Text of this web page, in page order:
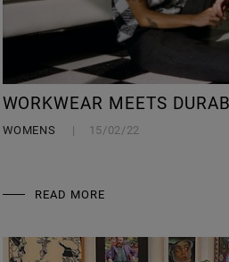
WORKWEAR MEETS
WOMENS 15/02/22
READ MORE